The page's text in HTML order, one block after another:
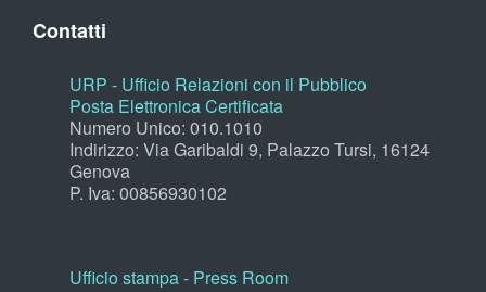
Contatti
URP - Ufficio Relazioni con il Pubblico
Posta Elettronica Certificata
Numero Unico: 010.1010
Indirizzo: Via Garibaldi 9, Palazzo Tursi, 16124
Genova
P. Iva: 00856930102
Ufficio stampa - Press Room